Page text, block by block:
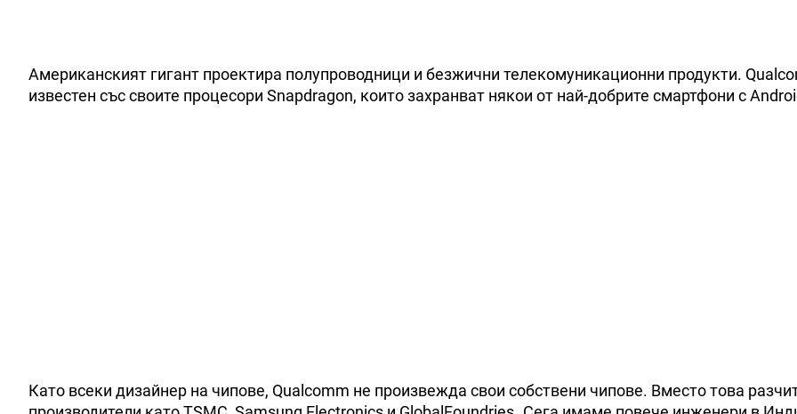
Американският гигант проектира полупроводници и безжични телекомуникационни продукти.
известен със своите процесори Snapdragon, които захранват някои от най-добрите смартфони с
Като всеки дизайнер на чипове, Qualcomm не произвежда свои собствени чипове. Вместо това